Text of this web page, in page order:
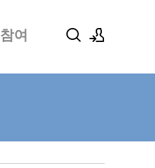
로그인
참여